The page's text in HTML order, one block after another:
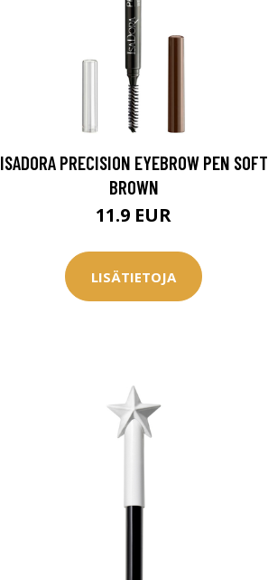
ISADORA PRECISION EYEBROW PEN SOFT
BROWN
11.9 EUR
LISÄTIETOJA